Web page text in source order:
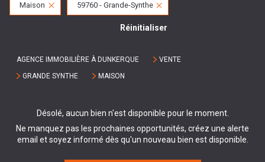
Maison 59760 - Grande-Synthe
Réinitialiser
AGENCE IMMOBILIÈRE À DUNKERQUE
VENTE
GRANDE SYNTHE
MAISON
Désolé, aucun bien n'est disponible pour le moment.
Ne manquez pas les prochaines opportunités, créez une alerte
email et soyez informé dès qu'un nouveau bien est disponible.